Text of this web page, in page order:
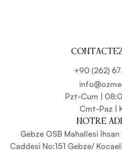
+90 (262)
Pzt-Cum |
Cmt-Paz |
NOTRE
Gebze OSB Mahallesi İhsan
Caddesi No:151 Gebze/